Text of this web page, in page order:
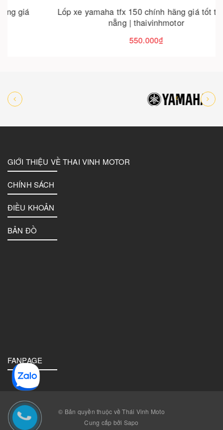
Lốp xe yamaha tfx 150 chính hãng giá tốt tại đà
nẵng | thaivinhmotor
GIỚI THIỆU VỀ THAI VINH MOTOR
CHÍNH SÁCH
ĐIỀU KHOẢN
BẢN ĐỒ
FANPAGE
© Bản quyền thuộc về Thái Vinh Moto
Cung cấp bởi Sapo